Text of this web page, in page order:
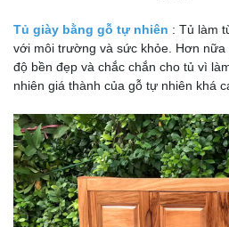
Tủ giày bằng gỗ tự nhiên : Tủ làm
với môi trường và sức khỏe. Hơn
độ bền đẹp và chắc chắn cho tủ vì
nhiên giá thành của gỗ tự nhiên khá